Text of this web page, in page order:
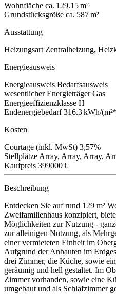
Wohnfläche ca. 129.15 m²
Grundstücksgröße ca. 587 m²
Ausstattung
Heizungsart Zentralheizung,
Energieausweis
Energieausweis Bedarfsausweis
wesentlicher Energieträger Gas
Energieeffizienzklasse H
Endenergiebedarf 316.3 kWh/
Kosten
Courtage (inkl. MwSt) 3,57%
Stellplätze Array, Array, Array,
Kaufpreis 399000 €
Beschreibung
Entdecken Sie auf rund 129 m²
Zweifamilienhaus konzipiert,
Möglichkeiten zur Nutzung -
zur alleinigen Nutzung, als
einer vermieteten Einheit im
Aufgrund der Anbauten im
drei Zimmer, die Küche, sowie
geräumig und hell gestaltet. Im
Zimmer vorhanden, sowie eine
umgebaut und als Schlafzimmer